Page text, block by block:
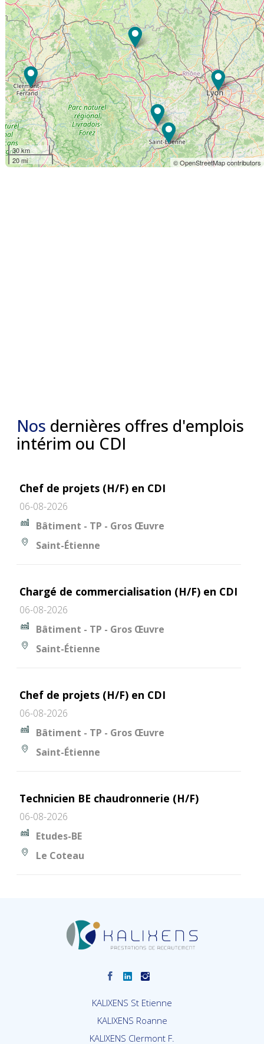
30 km
20 mi
© OpenStreetMap contributors
Nos dernières offres d'emplois
intérim ou CDI
Chef de projets (H/F) en CDI
06-08-2026
Bâtiment - TP - Gros Œuvre
Saint-Étienne
Chargé de commercialisation (H/F) en CDI
06-08-2026
Bâtiment - TP - Gros Œuvre
Saint-Étienne
Chef de projets (H/F) en CDI
06-08-2026
Bâtiment - TP - Gros Œuvre
Saint-Étienne
Technicien BE chaudronnerie (H/F)
06-08-2026
Etudes-BE
Le Coteau
KALIXENS St Etienne
KALIXENS Roanne
KALIXENS Clermont F.